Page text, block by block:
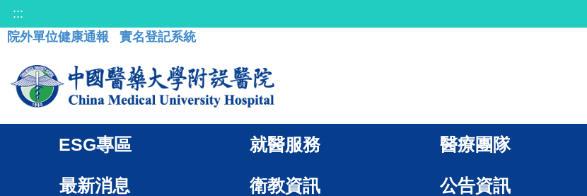
:::
院外單位健康通報
實名登記系統
ESG專區 就醫服務 醫療團隊
最新消息 衛教資訊 公告資訊